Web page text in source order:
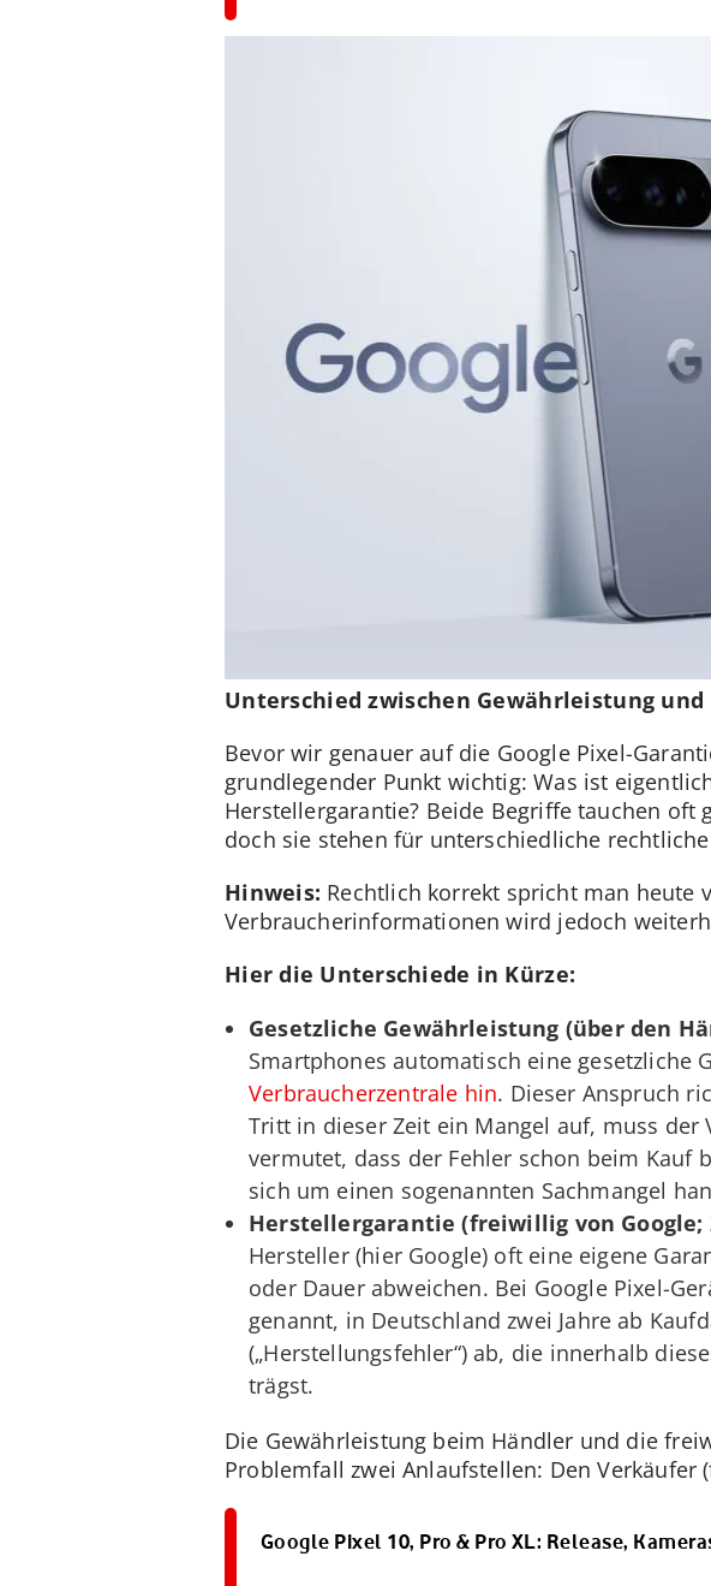
Unterschied zwischen Gewährleistung
Bevor wir genauer auf die Google Pixel-
grundlegender Punkt wichtig: Was ist
Herstellergarantie? Beide Begriffe tauchen oft
doch sie stehen für unterschiedliche
Hinweis: Rechtlich korrekt spricht man heute
Verbraucherinformationen wird jedoch
Hier die Unterschiede in Kürze:
Gesetzliche Gewährleistung (über den
Smartphones automatisch eine gesetzliche
Verbraucherzentrale hin. Dieser Anspruch
Tritt in dieser Zeit ein Mangel auf, muss
vermutet, dass der Fehler schon beim Kauf
sich um einen sogenannten Sachmangel
Herstellergarantie (freiwillig von Google;
Hersteller (hier Google) oft eine eigene
oder Dauer abweichen. Bei Google Pixel-
genannt, in Deutschland zwei Jahre ab
(„Herstellungsfehler“) ab, die innerhalb
trägst.
Die Gewährleistung beim Händler und die
Problemfall zwei Anlaufstellen: Den Verkäufer
Google Pixel 10, Pro & Pro XL: Release,